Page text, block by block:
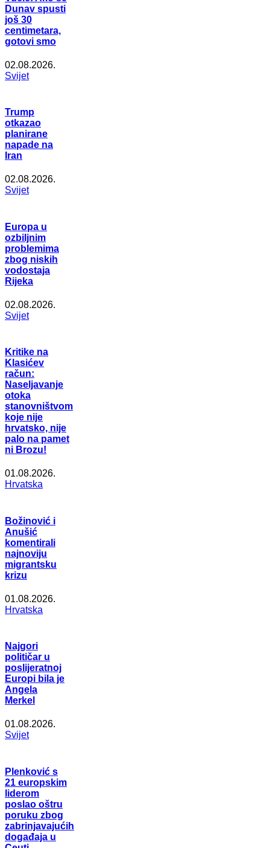
Dunav spusti
još 30
centimetara,
gotovi smo
02.08.2026.
Svijet
Trump
otkazao
planirane
napade na
Iran
02.08.2026.
Svijet
Europa u
ozbiljnim
problemima
zbog niskih
vodostaja
Rijeka
02.08.2026.
Svijet
Kritike na
Klasićev
račun:
Naseljavanje
otoka
stanovništvom
koje nije
hrvatsko, nije
palo na pamet
ni Brozu!
01.08.2026.
Hrvatska
Božinović i
Anušić
komentirali
najnoviju
migrantsku
krizu
01.08.2026.
Hrvatska
Najgori
političar u
poslijeratnoj
Europi bila je
Angela
Merkel
01.08.2026.
Svijet
Plenković s
21 europskim
liderom
poslao oštru
poruku zbog
zabrinjavajućih
događaja u